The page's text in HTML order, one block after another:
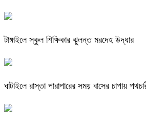
টাঙ্গাইলে স্কুল শিক্ষিকার ঝুলন্ত মরদেহ উদ্ধার
ঘাটাইলে রাস্তা পারাপারের সময় বাসের চাপায়